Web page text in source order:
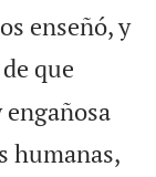
enseñó, y
que
humanas,